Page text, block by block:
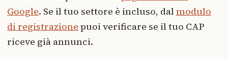
Google. Se il tuo settore è incluso, dalmodulo
di registrazione puoi verificare se il tuo CAP
riceve già annunci.